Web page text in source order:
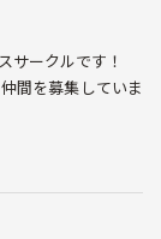
サークルです！
間を募集していま